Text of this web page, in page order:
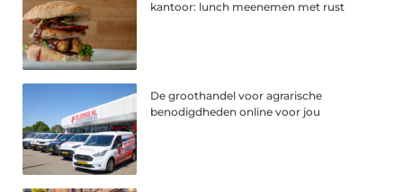
kantoor: lunch meenemen met rust
De groothandel voor agrarische
benodigdheden online voor jou